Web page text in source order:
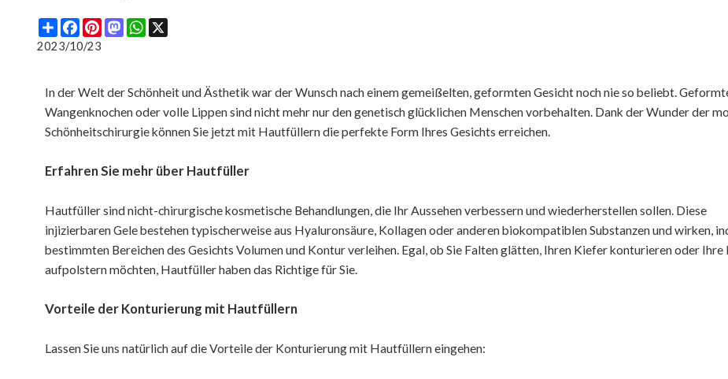
ShareFacebook
Pinterest
Mastodon
WhatsApp
X
2023/10/23
In der Welt der Schönheit und Ästhetik war der Wunsch nach einem gemeißelten, geformten Gesicht noch nie so beliebt.
Wangenknochen oder volle Lippen sind nicht mehr nur den genetisch glücklichen Menschen vorbehalten. Dank der Wunder der
Schönheitschirurgie können Sie jetzt mit Hautfüllern die perfekte Form Ihres Gesichts erreichen.
Erfahren Sie mehr über Hautfüller
Hautfüller sind nicht-chirurgische kosmetische Behandlungen, die Ihr Aussehen verbessern und wiederherstellen sollen. Diese
injizierbaren Gele bestehen typischerweise aus Hyaluronsäure, Kollagen oder anderen biokompatiblen Substanzen und wirken,
bestimmten Bereichen des Gesichts Volumen und Kontur verleihen. Egal, ob Sie Falten glätten, Ihren Kiefer konturieren oder Ihre
aufpolstern möchten, Hautfüller haben das Richtige für Sie.
Vorteile der Konturierung mit Hautfüllern
Lassen Sie uns natürlich auf die Vorteile der Konturierung mit Hautfüllern eingehen: